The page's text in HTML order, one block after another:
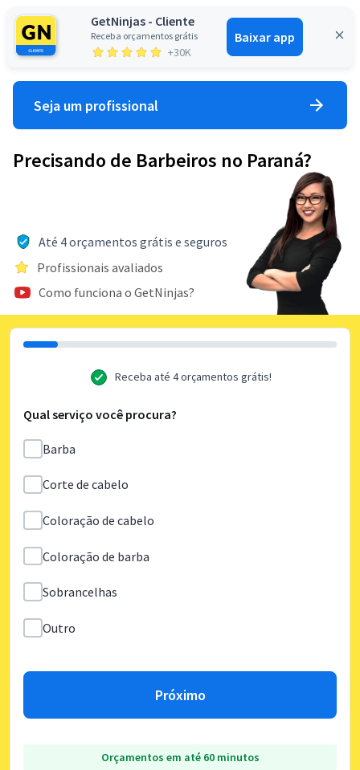
GetNinjas - Cliente
Receba orçamentos grátis
+30K
Baixar app
Entrar
Seja um profissional
Precisando de Barbeiros no Paraná?
Até 4 orçamentos grátis e seguros
Profissionais avaliados
Como funciona o GetNinjas?
Receba até 4 orçamentos grátis!
Qual serviço você procura?
Barba
Corte de cabelo
Coloração de cabelo
Coloração de barba
Sobrancelhas
Outro
Próximo
Orçamentos em até 60 minutos